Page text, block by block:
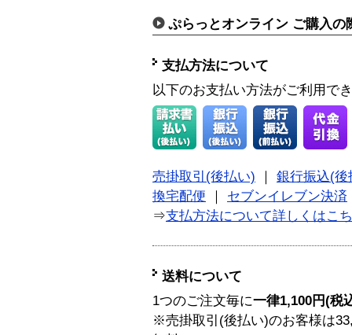
ぷらっとオンライン ご購入の
支払方法について
以下のお支払い方法がご利用で
売掛取引(後払い)
銀行振込(後
換宅配便
セブンイレブン決済
⇒支払方法について詳しくはこ
送料について
1つのご注文毎に一律1,100円(税
※売掛取引(後払い)のお客様は